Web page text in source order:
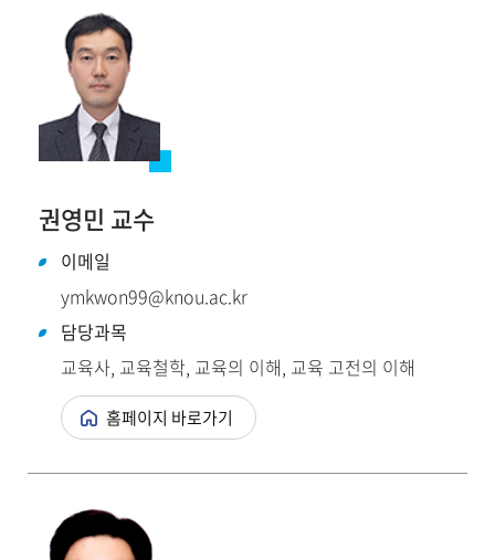
권영민 교수
이메일
ymkwon99@knou.ac.kr
담당과목
교육사, 교육철학, 교육의 이해, 교육 고전의 이해
홈페이지 바로가기